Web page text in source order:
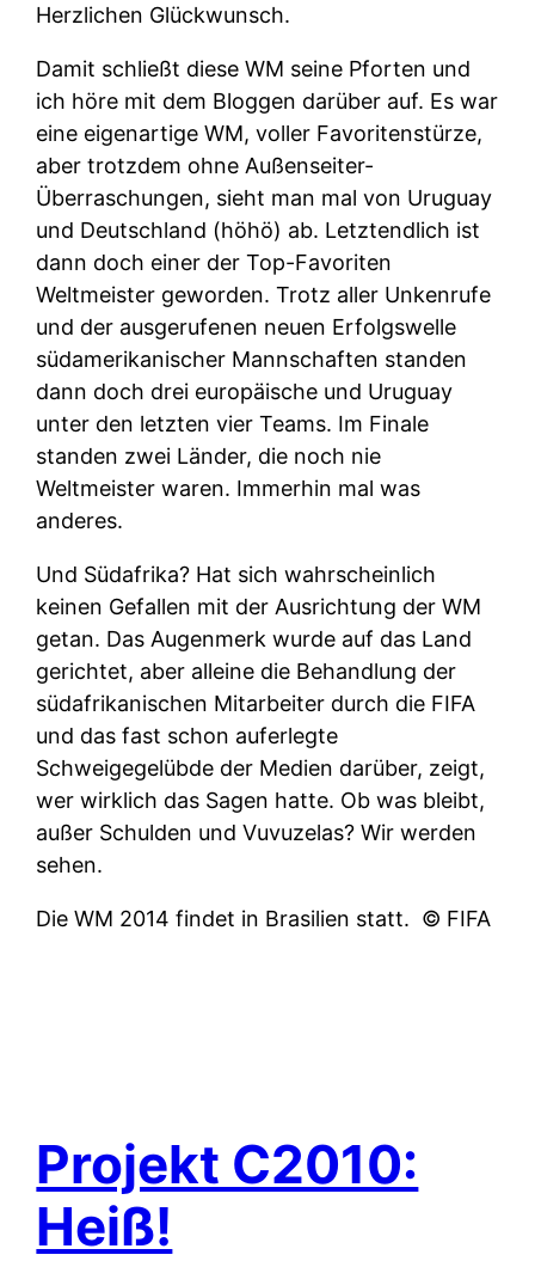
Herzlichen Glückwunsch.
Damit schließt diese WM seine Pforten und
ich höre mit dem Bloggen darüber auf. Es war
eine eigenartige WM, voller Favoritenstürze,
aber trotzdem ohne Außenseiter-
Überraschungen, sieht man mal von Uruguay
und Deutschland (höhö) ab. Letztendlich ist
dann doch einer der Top-Favoriten
Weltmeister geworden. Trotz aller Unkenrufe
und der ausgerufenen neuen Erfolgswelle
südamerikanischer Mannschaften standen
dann doch drei europäische und Uruguay
unter den letzten vier Teams. Im Finale
standen zwei Länder, die noch nie
Weltmeister waren. Immerhin mal was
anderes.
Und Südafrika? Hat sich wahrscheinlich
keinen Gefallen mit der Ausrichtung der WM
getan. Das Augenmerk wurde auf das Land
gerichtet, aber alleine die Behandlung der
südafrikanischen Mitarbeiter durch die FIFA
und das fast schon auferlegte
Schweigegelübde der Medien darüber, zeigt,
wer wirklich das Sagen hatte. Ob was bleibt,
außer Schulden und Vuvuzelas? Wir werden
sehen.
Die WM 2014 findet in Brasilien statt. © FIFA
Projekt C2010:
Heiß!